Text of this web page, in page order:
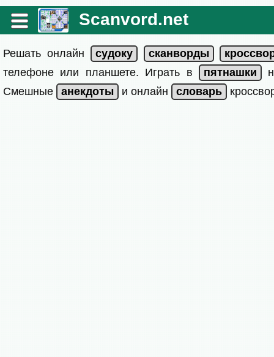
Scanvord.net
Решать онлайн
телефоне или планшете. Играть в
Смешные
и онлайн